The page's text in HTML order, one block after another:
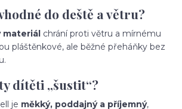
do deště a větru?
materiál chrání proti větru a mírnému
pláštěnkové, ale běžné přeháňky bez
dítěti „šustit“?
je měkký, poddajný a příjemný,